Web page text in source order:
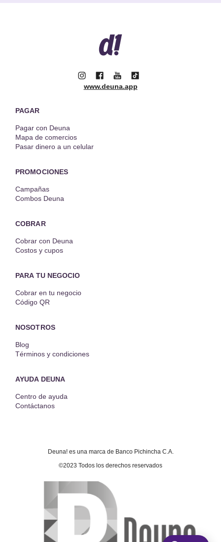
www.deuna.app
PAGAR
Pagar con Deuna
Mapa de comercios
Pasar dinero a un celular
PROMOCIONES
Campañas
Combos Deuna
COBRAR
Cobrar con Deuna
Costos y cupos
PARA TU NEGOCIO
Cobrar en tu negocio
Código QR
NOSOTROS
Blog
Términos y condiciones
AYUDA DEUNA
Centro de ayuda
Contáctanos
Deuna! es una marca de Banco Pichincha C.A.
©2023 Todos los derechos reservados